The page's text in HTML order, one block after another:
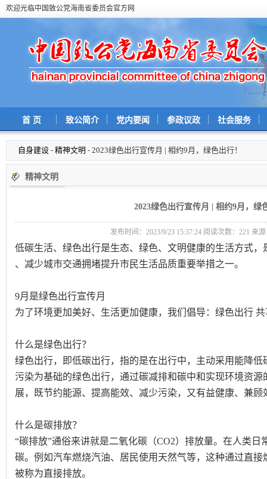
欢迎光临中国致公党海南省委员会官方网
首 页 致公简介 党内要闻 参政议政 社会服务
自身建设 - 精神文明 - 2023绿色出行宣传月 | 相约9月，绿色出行！
精神文明
2023绿色出行宣传月 | 相约9月，绿
发布时间：2023/9/23 15:37:24 阅读次数： 221 来
低碳生活、绿色出行是生态、绿色、文明健康的生活方式，
、减少城市交通拥堵提升市民生活品质重要举措之一。
9月是绿色出行宣传月
为了环境更加美好、生活更加健康，我们倡导：绿色出行
什么是绿色出行？
绿色出行，即低碳出行，指的是在出行中，主动采用能降
污染为基础的绿色出行，通过碳减排和碳中和实现环境资
展，既节约能源、提高能效、减少污染，又有益健康、兼顾
什么是碳排放？
“碳排放”通俗来讲就是二氧化碳（CO2）排放量。在人类
碳。例如汽车燃烧汽油、居民使用天然气等，这种通过直
被称为直接排放。